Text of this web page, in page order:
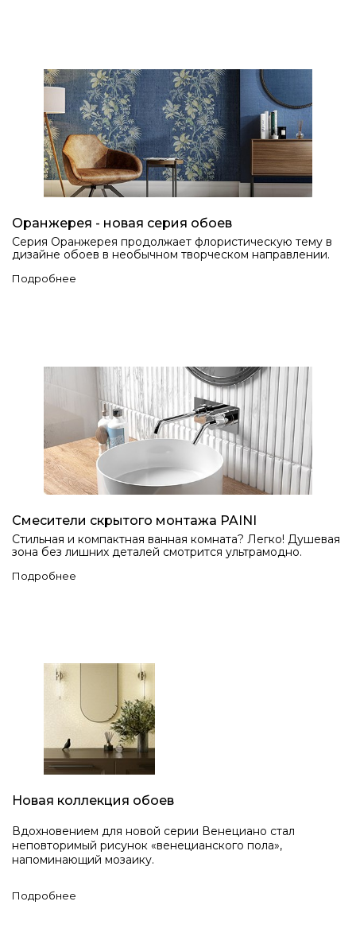
Оранжерея - новая серия обоев
Серия Оранжерея продолжает флористическую тему в
дизайне обоев в необычном творческом направлении.
Подробнее
Смесители скрытого монтажа PAINI
Стильная и компактная ванная комната? Легко! Душевая
зона без лишних деталей смотрится ультрамодно.
Подробнее
Новая коллекция обоев
Вдохновением для новой серии Венециано стал
неповторимый рисунок «венецианского пола»,
напоминающий мозаику.
Подробнее